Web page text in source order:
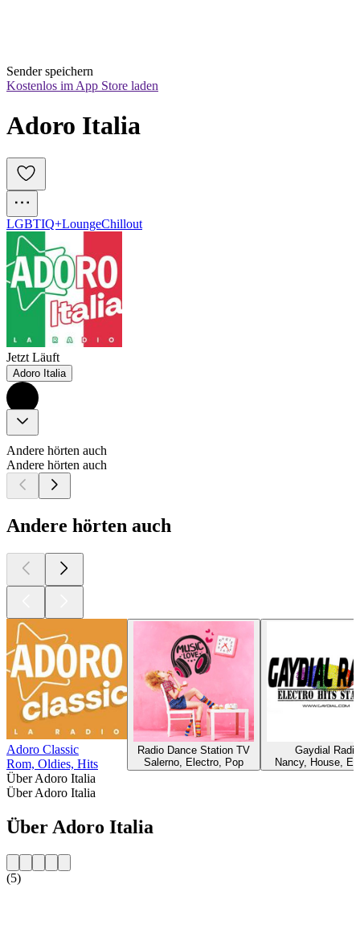
Sender speichern
Kostenlos im App Store laden
Adoro Italia
LGBTIQ+LoungeChillout
Jetzt Läuft
Adoro Italia
Andere hörten auch
Andere hörten auch
Andere hörten auch
Adoro Classic
Rom, Oldies, Hits
Radio Dance Station TV
Salerno, Electro, Pop
Gaydial Radio
Nancy, House,
Über Adoro Italia
Über Adoro Italia
Über Adoro Italia
(5)